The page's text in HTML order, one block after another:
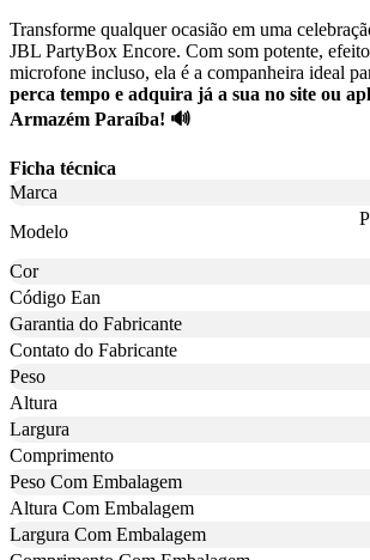
Transforme qualquer ocasião em uma
JBL PartyBox Encore. Com som potente,
microfone incluso, ela é a companheira ideal
perca tempo e adquira já a sua no site ou
Armazém Paraíba! 🔊
Ficha técnica
Marca
Modelo
Cor
Código Ean
Garantia do Fabricante
Contato do Fabricante
Peso
Altura
Largura
Comprimento
Peso Com Embalagem
Altura Com Embalagem
Largura Com Embalagem